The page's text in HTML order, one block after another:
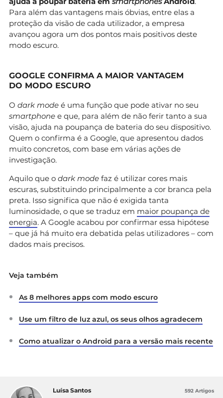
Para além das vantagens mais óbvias, entre elas a
proteção da visão de cada utilizador, a empresa
avançou agora um dos pontos mais positivos deste
modo escuro.
GOOGLE CONFIRMA A MAIOR VANTAGEM
DO MODO ESCURO
O dark mode é uma função que pode ativar no seu
smartphone e que, para além de não ferir tanto a sua
visão, ajuda na poupança de bateria do seu dispositivo.
Quem o confirma é a Google, que apresentou dados
muito concretos, com base em várias ações de
investigação.
Aquilo que o dark mode faz é utilizar cores mais
escuras, substituindo principalmente a cor branca pela
preta. Isso significa que não é exigida tanta
luminosidade, o que se traduz em maior poupança de
energia. A Google acabou por confirmar essa hipótese
– que já há muito era debatida pelas utilizadores – com
dados mais precisos.
Veja também
As 8 melhores apps com modo escuro
Use um filtro de luz azul, os seus olhos agradecem
Como atualizar o Android para a versão mais recente
Luísa Santos 592 Artigos